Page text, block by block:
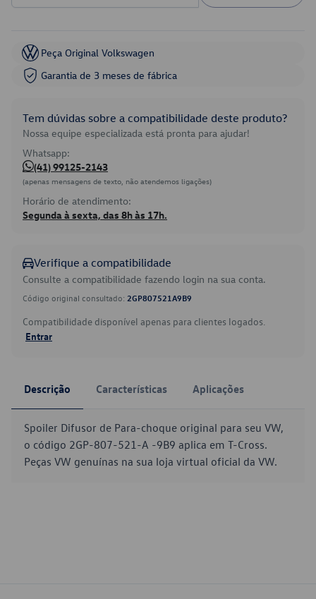
Peça Original Volkswagen
Garantia de 3 meses de fábrica
Tem dúvidas sobre a compatibilidade deste produto?
Nossa equipe especializada está pronta para ajudar!
Whatsapp:
(41) 99125-2143
(apenas mensagens de texto, não atendemos ligações)
Horário de atendimento:
Segunda à sexta, das 8h às 17h.
Verifique a compatibilidade
Consulte a compatibilidade fazendo login na sua conta.
Código original consultado: 2GP807521A9B9
Compatibilidade disponível apenas para clientes logados.
Entrar
Descrição Características Aplicações
Spoiler Difusor de Para-choque original para seu VW,
o código 2GP-807-521-A -9B9 aplica em T-Cross.
Peças VW genuínas na sua loja virtual oficial da VW.